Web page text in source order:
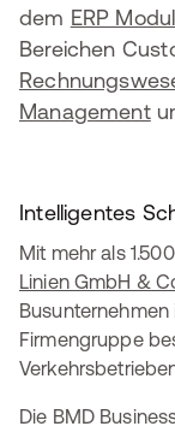
dem ERP Modul
Bereichen
Management
Intelligentes
Mit mehr als
Linien GmbH &
Firmengruppe
Die BMD